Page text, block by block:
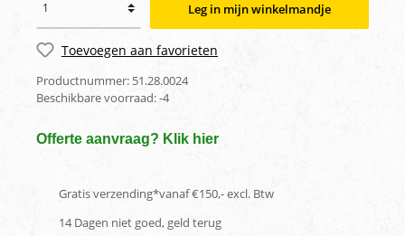
Leg in mijn winkelmandje
Toevoegen aan favorieten
Productnummer: 51.28.0024
Beschikbare voorraad:-4
Offerte aanvraag? Klik hier
Gratis verzending*vanaf €150,- excl. Btw
14 Dagen niet goed, geld terug